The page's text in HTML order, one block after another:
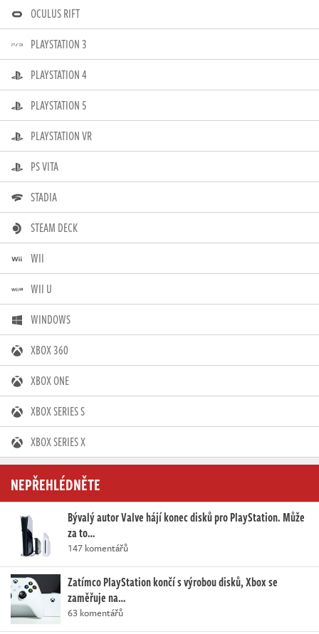
OCULUS RIFT
PLAYSTATION 3
PLAYSTATION 4
PLAYSTATION 5
PLAYSTATION VR
PS VITA
STADIA
STEAM DECK
WII
WII U
WINDOWS
XBOX 360
XBOX ONE
XBOX SERIES S
XBOX SERIES X
NEPŘEHLÉDNĚTE
Bývalý autor Valve hájí konec disků pro PlayStation. Může
za to…
147 komentářů
Zatímco PlayStation končí s výrobou disků, Xbox se
zaměřuje na…
63 komentářů